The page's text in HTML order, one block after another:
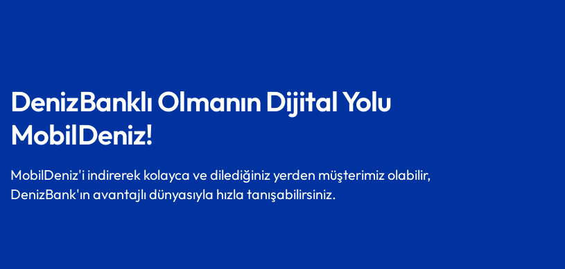
DenizBanklı Olmanın Dijital Yolu
MobilDeniz!
MobilDeniz'i indirerek kolayca ve dilediğiniz yerden müşterimiz olabilir,
DenizBank'ın avantajlı dünyasıyla hızla tanışabilirsiniz.